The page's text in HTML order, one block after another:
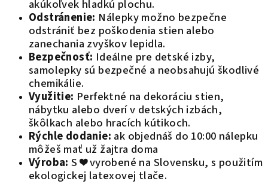
akúkoľvek hladkú plochu.
Odstránenie: Nálepky možno bezpečne
odstrániť bez poškodenia stien alebo
zanechania zvyškov lepidla.
Bezpečnosť: Ideálne pre detské izby,
samolepky sú bezpečné a neobsahujú škodlivé
chemikálie.
Využitie: Perfektné na dekoráciu stien,
nábytku alebo dverí v detských izbách,
škôlkach alebo hracích kútikoch.
Rýchle dodanie: ak objednáš do 10:00 nálepku
môžeš mať už žajtra doma
Výroba: S ❤️ vyrobené na Slovensku, s použitím
ekologickej latexovej tlače.